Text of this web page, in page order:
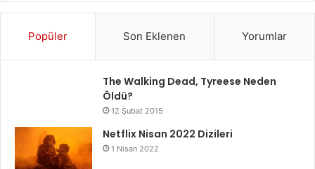
Popüler Son Eklenen Yorumlar
The Walking Dead, Tyreese Neden
Öldü?
12 Şubat 2015
Netflix Nisan 2022 Dizileri
1 Nisan 2022